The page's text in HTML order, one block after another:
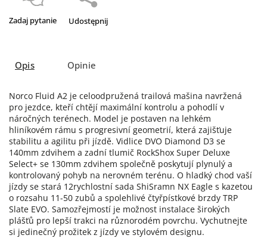
Zadaj pytanie Udostępnij
Opis Opinie
Norco Fluid A2 je celoodpružená trailová mašina navržená
pro jezdce, kteří chtějí maximální kontrolu a pohodlí v
náročných terénech. Model je postaven na lehkém
hliníkovém rámu s progresivní geometrií, která zajišťuje
stabilitu a agilitu při jízdě. Vidlice DVO Diamond D3 se
140mm zdvihem a zadní tlumič RockShox Super Deluxe
Select+ se 130mm zdvihem společně poskytují plynulý a
kontrolovaný pohyb na nerovném terénu. O hladký chod vaší
jízdy se stará 12rychlostní sada ShiSramn NX Eagle s kazetou
o rozsahu 11-50 zubů a spolehlivé čtyřpístkové brzdy TRP
Slate EVO. Samozřejmostí je možnost instalace širokých
plášťů pro lepší trakci na různorodém povrchu. Vychutnejte
si jedinečný prožitek z jízdy ve stylovém designu.